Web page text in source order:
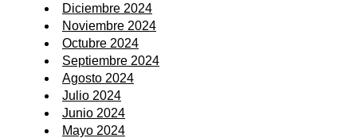
Diciembre 2024
Noviembre 2024
Octubre 2024
Septiembre 2024
Agosto 2024
Julio 2024
Junio 2024
Mayo 2024